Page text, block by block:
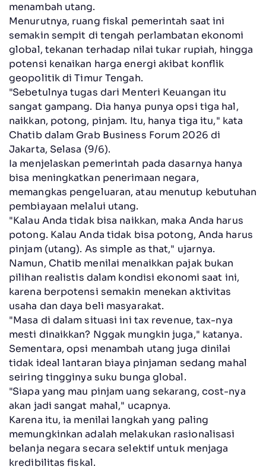
menambah utang.
Menurutnya, ruang fiskal pemerintah saat ini
semakin sempit di tengah perlambatan ekonomi
global, tekanan terhadap nilai tukar rupiah, hingga
potensi kenaikan harga energi akibat konflik
geopolitik di Timur Tengah.
"Sebetulnya tugas dari Menteri Keuangan itu
sangat gampang. Dia hanya punya opsi tiga hal,
naikkan, potong, pinjam. Itu, hanya tiga itu," kata
Chatib dalam Grab Business Forum 2026 di
Jakarta, Selasa (9/6).
Ia menjelaskan pemerintah pada dasarnya hanya
bisa meningkatkan penerimaan negara,
memangkas pengeluaran, atau menutup kebutuhan
pembiayaan melalui utang.
"Kalau Anda tidak bisa naikkan, maka Anda harus
potong. Kalau Anda tidak bisa potong, Anda harus
pinjam (utang). As simple as that," ujarnya.
Namun, Chatib menilai menaikkan pajak bukan
pilihan realistis dalam kondisi ekonomi saat ini,
karena berpotensi semakin menekan aktivitas
usaha dan daya beli masyarakat.
"Masa di dalam situasi ini tax revenue, tax-nya
mesti dinaikkan? Nggak mungkin juga," katanya.
Sementara, opsi menambah utang juga dinilai
tidak ideal lantaran biaya pinjaman sedang mahal
seiring tingginya suku bunga global.
"Siapa yang mau pinjam uang sekarang, cost-nya
akan jadi sangat mahal," ucapnya.
Karena itu, ia menilai langkah yang paling
memungkinkan adalah melakukan rasionalisasi
belanja negara secara selektif untuk menjaga
kredibilitas fiskal.